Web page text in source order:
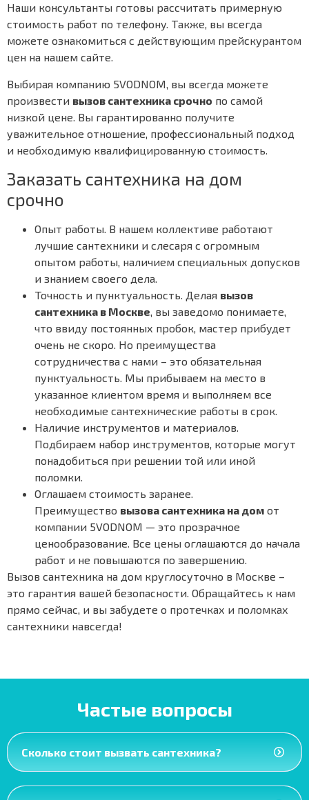
Наши консультанты готовы рассчитать примерную
стоимость работ по телефону. Также, вы всегда
можете ознакомиться с действующим прейскурантом
цен на нашем сайте.
Выбирая компанию 5VODNOM, вы всегда можете
произвести вызов сантехника срочно по самой
низкой цене. Вы гарантированно получите
уважительное отношение, профессиональный подход
и необходимую квалифицированную стоимость.
Заказать сантехника на дом
срочно
Опыт работы. В нашем коллективе работают
лучшие сантехники и слесаря с огромным
опытом работы, наличием специальных допусков
и знанием своего дела.
Точность и пунктуальность. Делая вызов
сантехника в Москве, вы заведомо понимаете,
что ввиду постоянных пробок, мастер прибудет
очень не скоро. Но преимущества
сотрудничества с нами – это обязательная
пунктуальность. Мы прибываем на место в
указанное клиентом время и выполняем все
необходимые сантехнические работы в срок.
Наличие инструментов и материалов.
Подбираем набор инструментов, которые могут
понадобиться при решении той или иной
поломки.
Оглашаем стоимость заранее.
Преимущество вызова сантехника на дом от
компании 5VODNOM — это прозрачное
ценообразование. Все цены оглашаются до начала
работ и не повышаются по завершению.
Вызов сантехника на дом круглосуточно в Москве –
это гарантия вашей безопасности. Обращайтесь к нам
прямо сейчас, и вы забудете о протечках и поломках
сантехники навсегда!
Частые вопросы
Сколько стоит вызвать сантехника?